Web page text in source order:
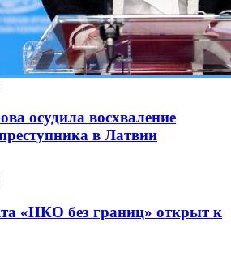
осудила восхваление
в Латвии
«НКО без границ» открыт к